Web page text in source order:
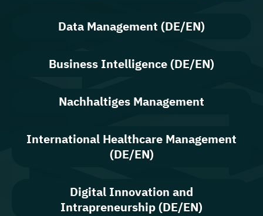
Data Management (DE/EN)
Business Intelligence (DE/EN)
Nachhaltiges Management
International Healthcare Management
(DE/EN)
Digital Innovation and
Intrapreneurship (DE/EN)